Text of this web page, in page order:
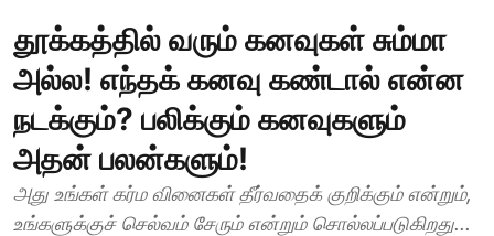
தூக்கத்தில் வரும் கனவுகள் சும்மா
அல்ல! எந்தக் கனவு கண்டால் என்ன
நடக்கும்? பலிக்கும் கனவுகளும்
அதன் பலன்களும்!
அது உங்கள் கர்ம வினைகள் தீர்வதைக் குறிக்கும் என்றும்,
உங்களுக்குச் செல்வம் சேரும் என்றும் சொல்லப்படுகிறது...